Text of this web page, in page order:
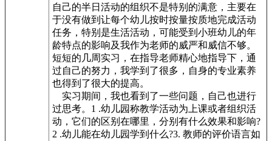
自己的半日活动的组织不是特别的满意，主要在
于没有做到让每个幼儿按时按量按质地完成活动
任务，特别是生活活动，可能受到小班幼儿的年
龄特点的影响及我作为老师的威严和威信不够。
短短的几周实习，在指导老师精心地指导下，通
过自己的努力，我学到了很多，自身的专业素养
也得到了很大的提高。
实习期间，我也看到了一些问题，自己也进行
过思考。1 .幼儿园称教学活动为上课或者组织活
动，它们的区别在哪里，分别有什么效果和影响?
2 .幼儿能在幼儿园学到什么?3. 教师的评价语言如